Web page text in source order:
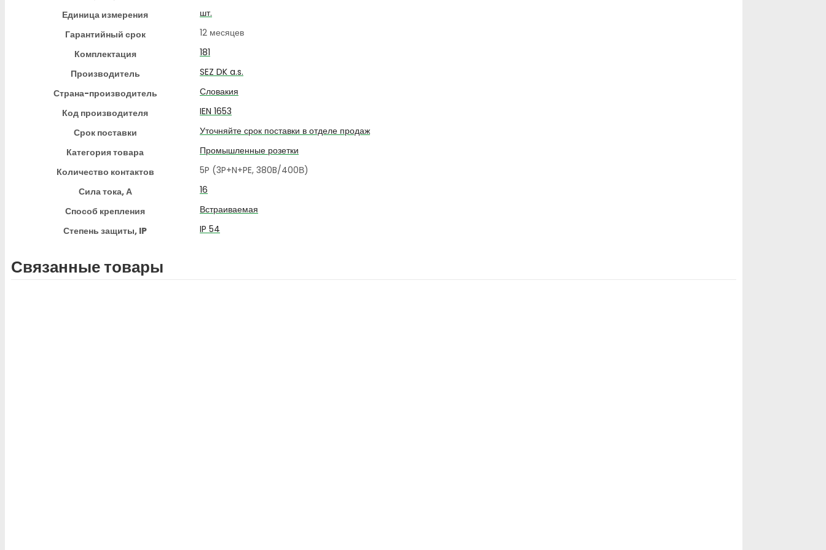
Единица измерения
шт.
Гарантийный срок
12 месяцев
Комплектация
181
Производитель
SEZ DK a.s.
Страна-производитель
Словакия
Код производителя
IEN 1653
Срок поставки
Уточняйте срок поставки в отделе продаж
Категория товара
Промышленные розетки
Количество контактов
5P (3P+N+PE, 380B/400В)
Сила тока, А
16
Способ крепления
Встраиваемая
Степень защиты, IP
IP 54
Связанные товары